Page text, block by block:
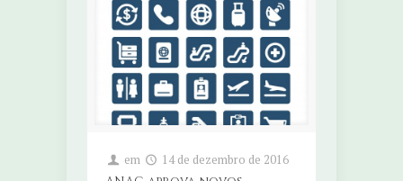
em 14 de dezembro de 2016